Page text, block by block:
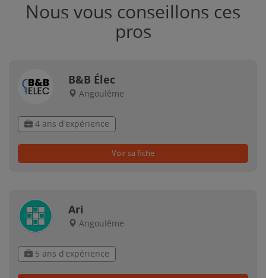
Nous vous conseillons ces
pros
B&B Élec
Angoulême
4 ans d'expérience
Voir sa fiche
Ari
Angoulême
5 ans d'expérience